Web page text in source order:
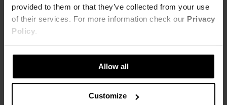
provided to them or that they’ve collected from your use
of their services. For more information check our Privacy
Policy.
Allow all
Customize
T-SHIRT ALL YOU CAN DO
139,00 zł -60%
179,00 zł -60%
89,00 zł